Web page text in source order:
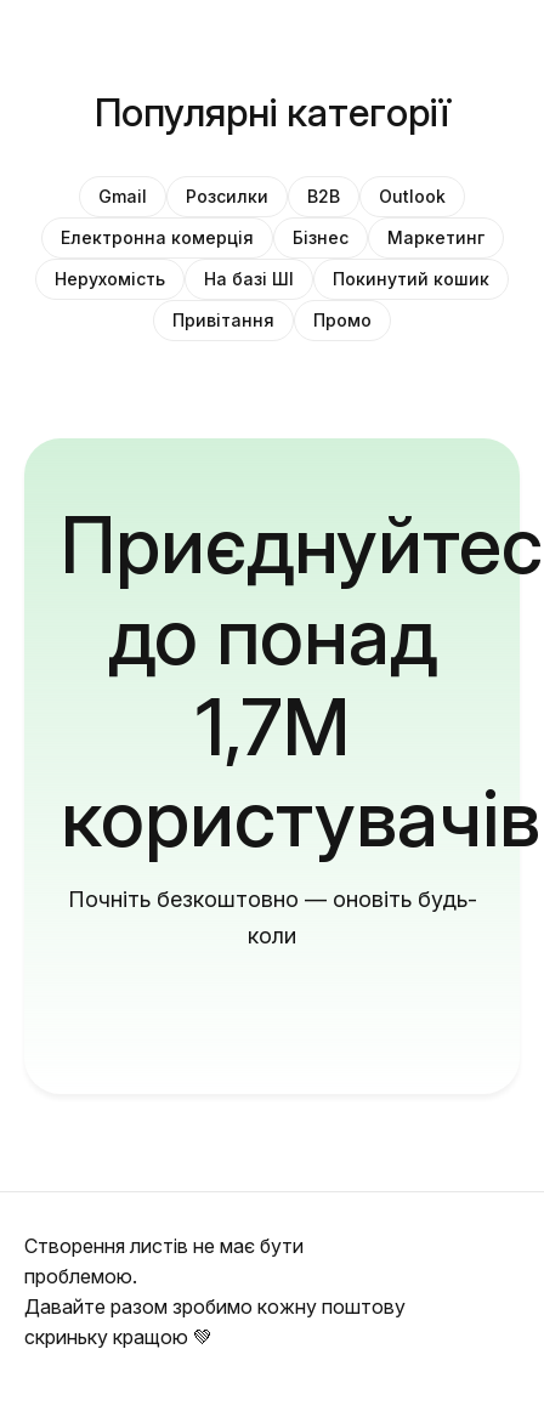
Популярні категорії
Gmail Розсилки B2B
Outlook
Електронна комерція
Бізнес
Маркетинг
Нерухомість
На базі ШІ
Покинутий кошик
Привітання
Промо
до понад
1,7M
користувачів
Почніть безкоштовно — оновіть будь-
коли
Створення листів не має бути
проблемою.
Давайте разом зробимо кожну поштову
скриньку кращою 💚